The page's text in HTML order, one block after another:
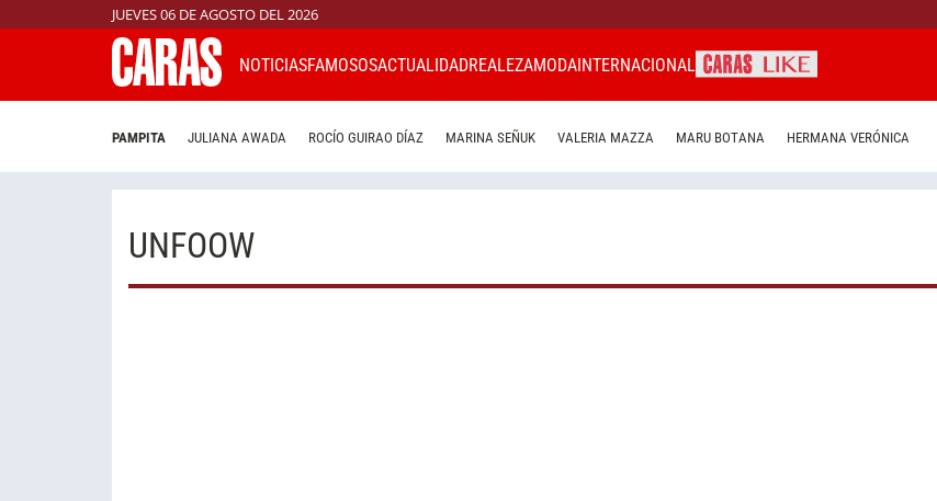
JUEVES 06 DE AGOSTO DEL 2026
NOTICIASFAMOSOSACTUALIDADREALEZAMODAINTERNACIONAL
PAMPITA JULIANA AWADA ROCÍO GUIRAO DÍAZ MARINA SEÑUK VALERIA MAZZA MARU BOTANA HERMANA VERÓNICA
UNFOOW